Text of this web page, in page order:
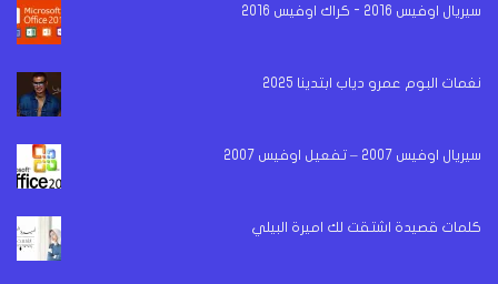
سيريال اوفيس 2016 - كراك اوفيس 2016
نغمات البوم عمرو دياب ابتدينا 2025
سيريال اوفيس 2007 – تفعيل اوفيس 2007
كلمات قصيدة اشتقت لك اميرة البيلي